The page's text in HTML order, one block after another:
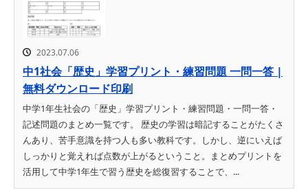
2023.07.06
中1社会「歴史」学習プリント・練習問題 一問一答 |
無料ダウンロード印刷
中学1年生社会の「歴史」学習プリント・練習問題・一問一答・
記述問題のまとめ一覧です。 歴史の学習は暗記することがたくさ
んあり、苦手意識を持つ人も多い教科です。しかし、逆にいえば
しっかりと覚えれば点数が上がるということ。まとめプリントを
活用して中学1年生で習う歴史を総復習することで、...